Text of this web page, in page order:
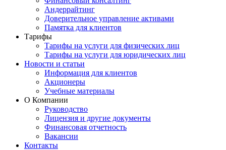
Андеррайтинг
Доверительное управление активами
Памятка для клиентов
Тарифы
Тарифы на услуги для физических лиц
Тарифы на услуги для юридических лиц
Новости и статьи
Информация для клиентов
Акционеры
Учебные материалы
О Компании
Руководство
Лицензия и другие документы
Финансовая отчетность
Вакансии
Контакты